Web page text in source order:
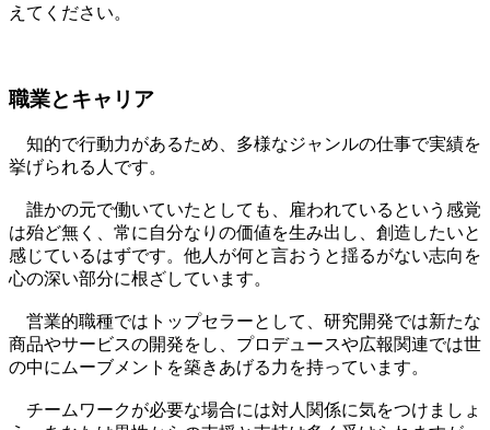
えてください。
職業とキャリア
知的で行動力があるため、多様なジャンルの仕事で実績を
挙げられる人です。
誰かの元で働いていたとしても、雇われているという感覚
は殆ど無く、常に自分なりの価値を生み出し、創造したいと
感じているはずです。他人が何と言おうと揺るがない志向を
心の深い部分に根ざしています。
営業的職種ではトップセラーとして、研究開発では新たな
商品やサービスの開発をし、プロデュースや広報関連では世
の中にムーブメントを築きあげる力を持っています。
チームワークが必要な場合には対人関係に気をつけましょ